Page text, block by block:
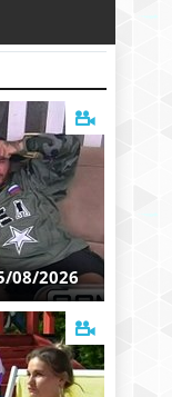
08/2026